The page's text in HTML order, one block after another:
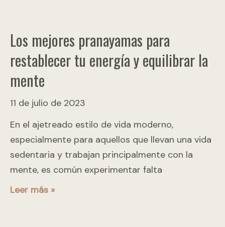
Los mejores pranayamas para
restablecer tu energía y equilibrar la
mente
11 de julio de 2023
En el ajetreado estilo de vida moderno,
especialmente para aquellos que llevan una vida
sedentaria y trabajan principalmente con la
mente, es común experimentar falta
Leer más »